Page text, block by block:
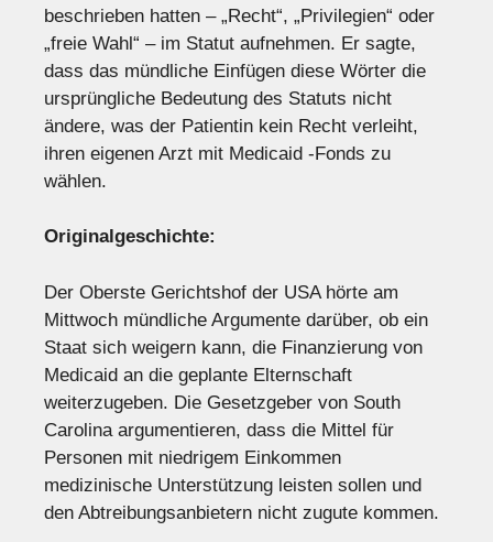
beschrieben hatten – „Recht“, „Privilegien“ oder
„freie Wahl“ – im Statut aufnehmen. Er sagte,
dass das mündliche Einfügen diese Wörter die
ursprüngliche Bedeutung des Statuts nicht
ändere, was der Patientin kein Recht verleiht,
ihren eigenen Arzt mit Medicaid -Fonds zu
wählen.
Originalgeschichte:
Der Oberste Gerichtshof der USA hörte am
Mittwoch mündliche Argumente darüber, ob ein
Staat sich weigern kann, die Finanzierung von
Medicaid an die geplante Elternschaft
weiterzugeben. Die Gesetzgeber von South
Carolina argumentieren, dass die Mittel für
Personen mit niedrigem Einkommen
medizinische Unterstützung leisten sollen und
den Abtreibungsanbietern nicht zugute kommen.